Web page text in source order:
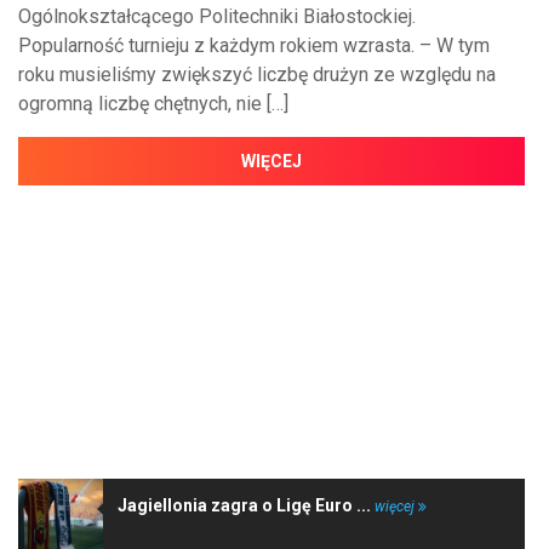
Ogólnokształcącego Politechniki Białostockiej.
Popularność turnieju z każdym rokiem wzrasta. – W tym
roku musieliśmy zwiększyć liczbę drużyn ze względu na
ogromną liczbę chętnych, nie […]
WIĘCEJ
Jagiellonia zagra o Ligę Euro ... więcej